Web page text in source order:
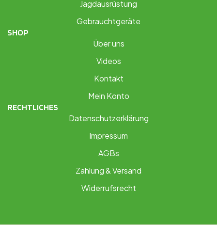
Jagdausrüstung
Gebrauchtgeräte
SHOP
Über uns
Videos
Kontakt
Mein Konto
RECHTLICHES
Datenschutzerklärung
Impressum
AGBs
Zahlung & Versand
Widerrufsrecht